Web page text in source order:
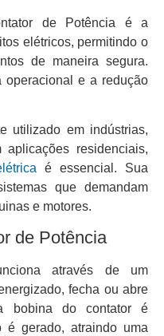
de Potência é a
elétricos, permitindo o
de maneira segura.
operacional e a redução
utilizado em indústrias,
residenciais,
é essencial. Sua
que demandam
e motores.
de Potência
através de um
fecha ou abre
bobina do contator é
é gerado, atraindo uma